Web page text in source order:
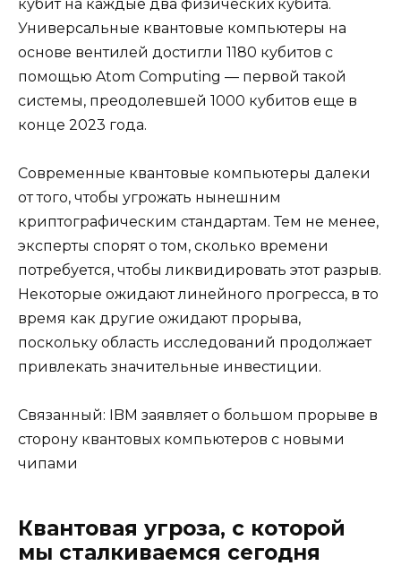
кубит на каждые два физических кубита.
Универсальные квантовые компьютеры на
основе вентилей достигли 1180 кубитов с
помощью Atom Computing — первой такой
системы, преодолевшей 1000 кубитов еще в
конце 2023 года.
Современные квантовые компьютеры далеки
от того, чтобы угрожать нынешним
криптографическим стандартам. Тем не менее,
эксперты спорят о том, сколько времени
потребуется, чтобы ликвидировать этот разрыв.
Некоторые ожидают линейного прогресса, в то
время как другие ожидают прорыва,
поскольку область исследований продолжает
привлекать значительные инвестиции.
Связанный: IBM заявляет о большом прорыве в
сторону квантовых компьютеров с новыми
чипами
Квантовая угроза, с которой
мы сталкиваемся сегодня